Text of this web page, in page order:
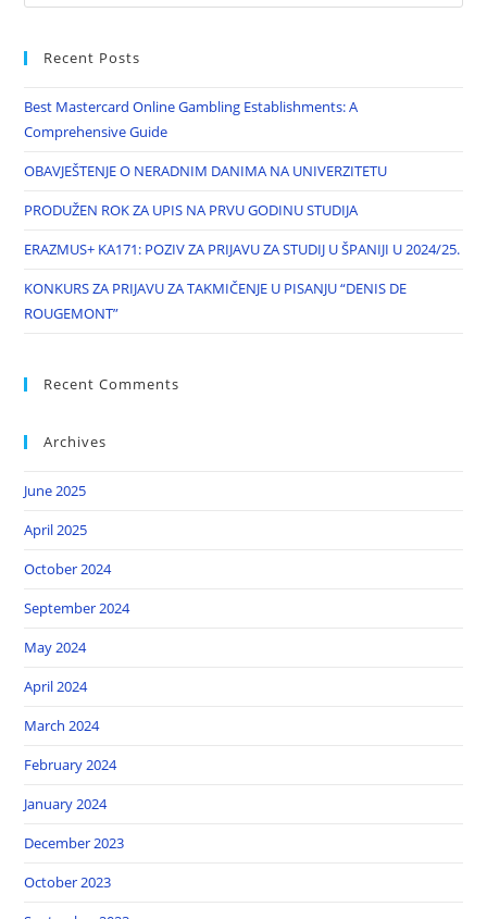
Recent Posts
Best Mastercard Online Gambling Establishments: A
Comprehensive Guide
OBAVJEŠTENJE O NERADNIM DANIMA NA UNIVERZITETU
PRODUŽEN ROK ZA UPIS NA PRVU GODINU STUDIJA
ERAZMUS+ KA171: POZIV ZA PRIJAVU ZA STUDIJ U ŠPANIJI U 2024/25.
KONKURS ZA PRIJAVU ZA TAKMIČENJE U PISANJU “DENIS DE
ROUGEMONT”
Recent Comments
Archives
June 2025
April 2025
October 2024
September 2024
May 2024
April 2024
March 2024
February 2024
January 2024
December 2023
October 2023